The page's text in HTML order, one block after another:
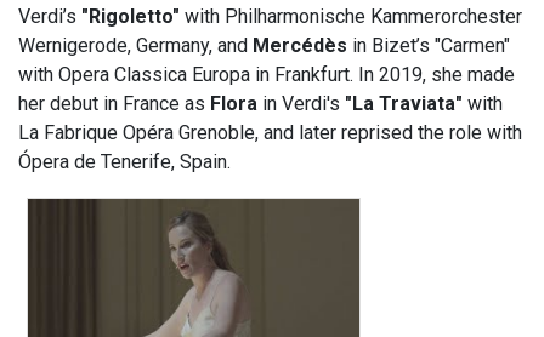
Verdi’s "Rigoletto" with Philharmonische Kammerorchester
Wernigerode, Germany, and Mercédès in Bizet’s "Carmen"
with Opera Classica Europa in Frankfurt. In 2019, she made
her debut in France as Flora in Verdi's "La Traviata" with
La Fabrique Opéra Grenoble, and later reprised the role with
Ópera de Tenerife, Spain.